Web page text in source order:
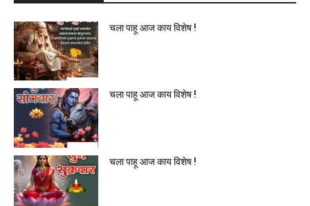
चला पाहू आज काय विशेष !
चला पाहू आज काय विशेष !
चला पाहू आज काय विशेष !